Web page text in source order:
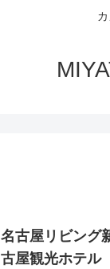
名古屋リビング
古屋観光ホテル